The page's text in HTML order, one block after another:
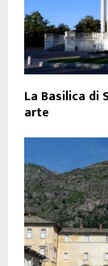
La Basilica di
arte